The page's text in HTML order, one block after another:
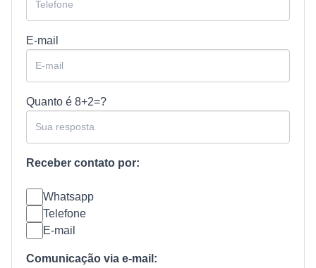
E-mail
Quanto é 8+2=?
Receber contato por:
Whatsapp
Telefone
E-mail
Comunicação via e-mail: